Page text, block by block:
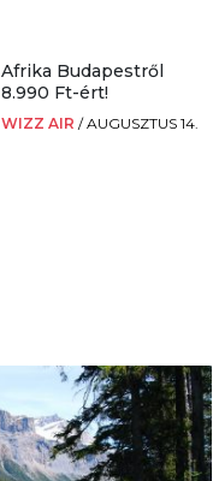
Afrika Budapestről
8.990 Ft-ért!
WIZZ AIR /AUGUSZTUS 14.